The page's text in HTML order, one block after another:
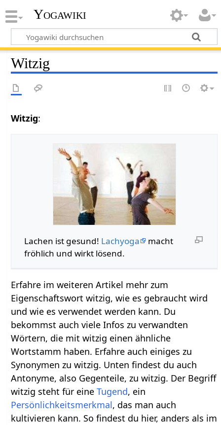
Yogawiki
Witzig
Witzig:
Lachen ist gesund! Lachyoga
macht
fröhlich und wirkt lösend.
Erfahre im weiteren Artikel mehr zum
Eigenschaftswort witzig, wie es gebraucht wird
und wie es verwendet werden kann. Du
bekommst auch viele Infos zu verwandten
Wörtern, die mit witzig einen ähnliche
Wortstamm haben. Erfahre auch einiges zu
Synonymen zu witzig. Unten findest du auch
Antonyme, also Gegenteile, zu witzig. Der Begriff
witzig steht für eineTugend, ein
Persönlichkeitsmerkmal, das man auch
kultivieren kann. So findest du hier, anders als im